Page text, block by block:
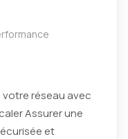
réseau avec
Assurer une
et